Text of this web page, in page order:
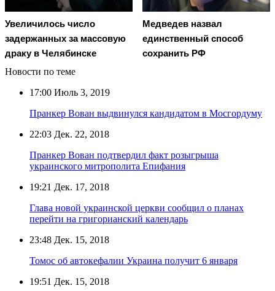
Увеличилось число
задержанных за массовую
драку в Челябинске
Медведев назвал
единственный способ
сохранить РФ
Новости по теме
17:00 Июль 3, 2019
Пранкер Вован выдвинулся кандидатом в Мосгордуму
22:03 Дек. 22, 2018
Пранкер Вован подтвердил факт розыгрыша
украинского митрополита Епифания
19:21 Дек. 17, 2018
Глава новой украинской церкви сообщил о планах
перейти на григорианский календарь
23:48 Дек. 15, 2018
Томос об автокефалии Украина получит 6 января
19:51 Дек. 15, 2018